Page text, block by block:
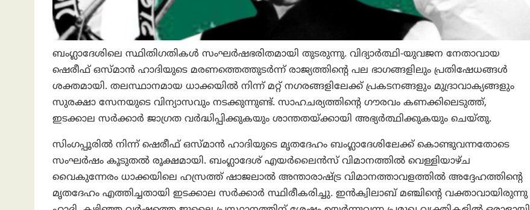
ബംഗ്ലാദേശിലെ സ്ഥിതിഗതികൾ സംഘർഷഭരിതമായി തുടരുന്നു. വിദ്യാർത്ഥി-യുവജന നേതാവായ
ഷെരീഫ് ഒസ്മാൻ ഹാദിയുടെ മരണത്തെത്തുടർന്ന് രാജ്യത്തിന്റെ പല ഭാഗങ്ങളിലും പ്രതിഷേധങ്ങൾ
ശക്തമായി. തലസ്ഥാനമായ ധാക്കയിൽ നിന്ന് മറ്റ് നഗരങ്ങളിലേക്ക് പ്രകടനങ്ങളും മുദ്രാവാക്യങ്ങളും
സുരക്ഷാ സേനയുടെ വിന്യാസവും നടക്കുന്നുണ്ട്. സാഹചര്യത്തിന്റെ ഗൗരവം കണക്കിലെടുത്ത്,
ഇടക്കാല സർക്കാർ ജാഗ്രത വർദ്ധിപ്പിക്കുകയും ശാന്തതയ്ക്കായി അഭ്യർത്ഥിക്കുകയും ചെയ്തു.
സിംഗപ്പൂരിൽ നിന്ന് ഷെരീഫ് ഒസ്മാൻ ഹാദിയുടെ മൃതദേഹം ബംഗ്ലാദേശിലേക്ക് കൊണ്ടുവന്നതോടെ
സംഘർഷം കൂടുതൽ രൂക്ഷമായി. ബംഗ്ലാദേശ് എയർലൈൻസ് വിമാനത്തിൽ വെള്ളിയാഴ്ച
വൈകുന്നേരം ധാക്കയിലെ ഹസ്രത്ത് ഷാജലാൽ അന്താരാഷ്ട്ര വിമാനത്താവളത്തിൽ അദ്ദേഹത്തിന്റെ
മൃതദേഹം എത്തിച്ചതായി ഇടക്കാല സർക്കാർ സ്ഥിരീകരിച്ചു. ഇൻക്വിലാബ് മഞ്ചിന്റെ വക്താവായിരുന്നു